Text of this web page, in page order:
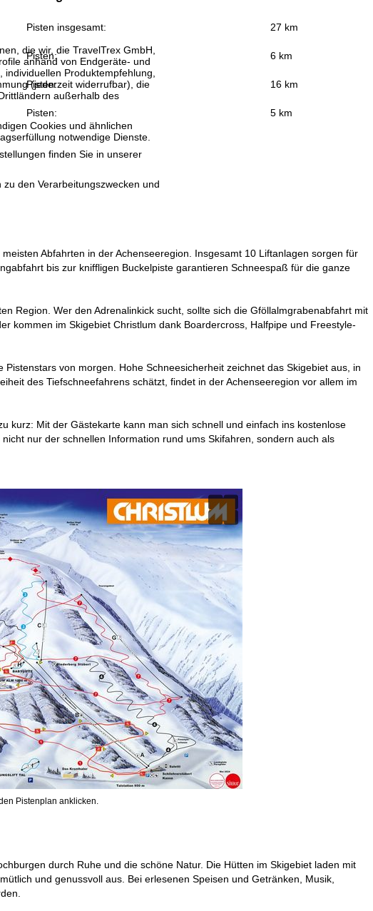
die wir, die TravelTrex GmbH,
anhand von Endgeräte- und
Produktempfehlung,
(jederzeit widerrufbar), die
außerhalb des
Cookies und ähnlichen
notwendige Dienste.
finden Sie in unserer
zu den Verarbeitungszwecken und
Pisten insgesamt: 27 km
Pisten: 6 km
Pisten: 16 km
Pisten: 5 km
Abfahrten in der Achenseeregion. Insgesamt 10 Liftanlagen sorgen für
bis zur kniffligen Buckelpiste garantieren Schneespaß für die ganze
Region. Wer den Adrenalinkick sucht, sollte sich die Gföllalmgrabenabfahrt mit
kommen im Skigebiet Christlum dank Boardercross, Halfpipe und Freestyle-
von morgen. Hohe Schneesicherheit zeichnet das Skigebiet aus, in
des Tiefschneefahrens schätzt, findet in der Achenseeregion vor allem im
kurz: Mit der Gästekarte kann man sich schnell und einfach ins kostenlose
nur der schnellen Information rund ums Skifahren, sondern auch als
Pistenplan anklicken.
durch Ruhe und die schöne Natur. Die Hütten im Skigebiet laden mit
und genussvoll aus. Bei erlesenen Speisen und Getränken, Musik,